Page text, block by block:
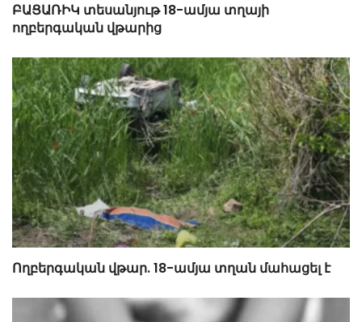
ԲԱՑԱՌԻԿ տեսանյութ 18-ամյա տղայի
ողբերգական վթարից
Ողբերգական վթար. 18-ամյա տղան մահացել է